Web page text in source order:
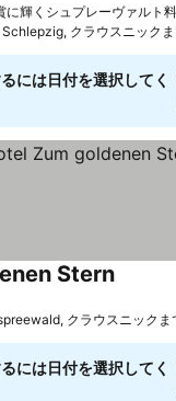
に輝くシュプレーヴァルト
Schlepzig, クラウスニック
には日付を選択してく
Stern
クラウスニックま
には日付を選択してく